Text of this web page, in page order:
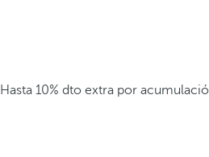
Hasta 10% dto extra por